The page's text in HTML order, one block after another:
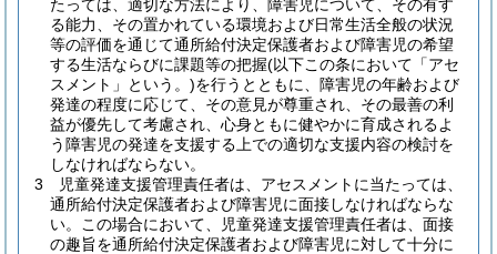
たっては、適切な方法により、障害児について、その有す
る能力、その置かれている環境および日常生活全般の状況
等の評価を通じて通所給付決定保護者および障害児の希望
する生活ならびに課題等の把握(以下この条において「アセ
スメント」という。)を行うとともに、障害児の年齢および
発達の程度に応じて、その意見が尊重され、その最善の利
益が優先して考慮され、心身ともに健やかに育成されるよ
う障害児の発達を支援する上での適切な支援内容の検討を
しなければならない。
3
児童発達支援管理責任者は、アセスメントに当たっては、
通所給付決定保護者および障害児に面接しなければならな
い。
この場合において、児童発達支援管理責任者は、面接
の趣旨を通所給付決定保護者および障害児に対して十分に